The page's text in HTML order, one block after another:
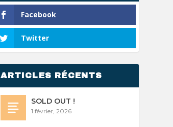
Facebook
Twitter
ARTICLES RÉCENTS
SOLD OUT !
1 février, 2026